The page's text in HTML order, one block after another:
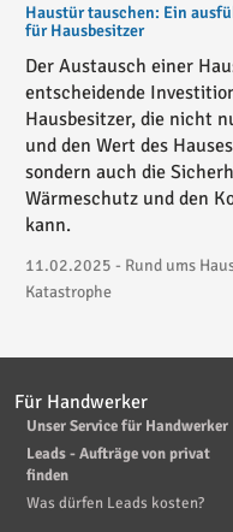
Haustür tauschen: Ein
für Hausbesitzer
Der Austausch einer
entscheidende
Hausbesitzer, die nicht
und den Wert des
sondern auch die
Wärmeschutz und den
kann.
11.02.2025 - Rund ums
Katastrophe
Für Handwerker
Unser Service für Handwerker
Leads - Aufträge von privat
finden
Was dürfen Leads kosten?